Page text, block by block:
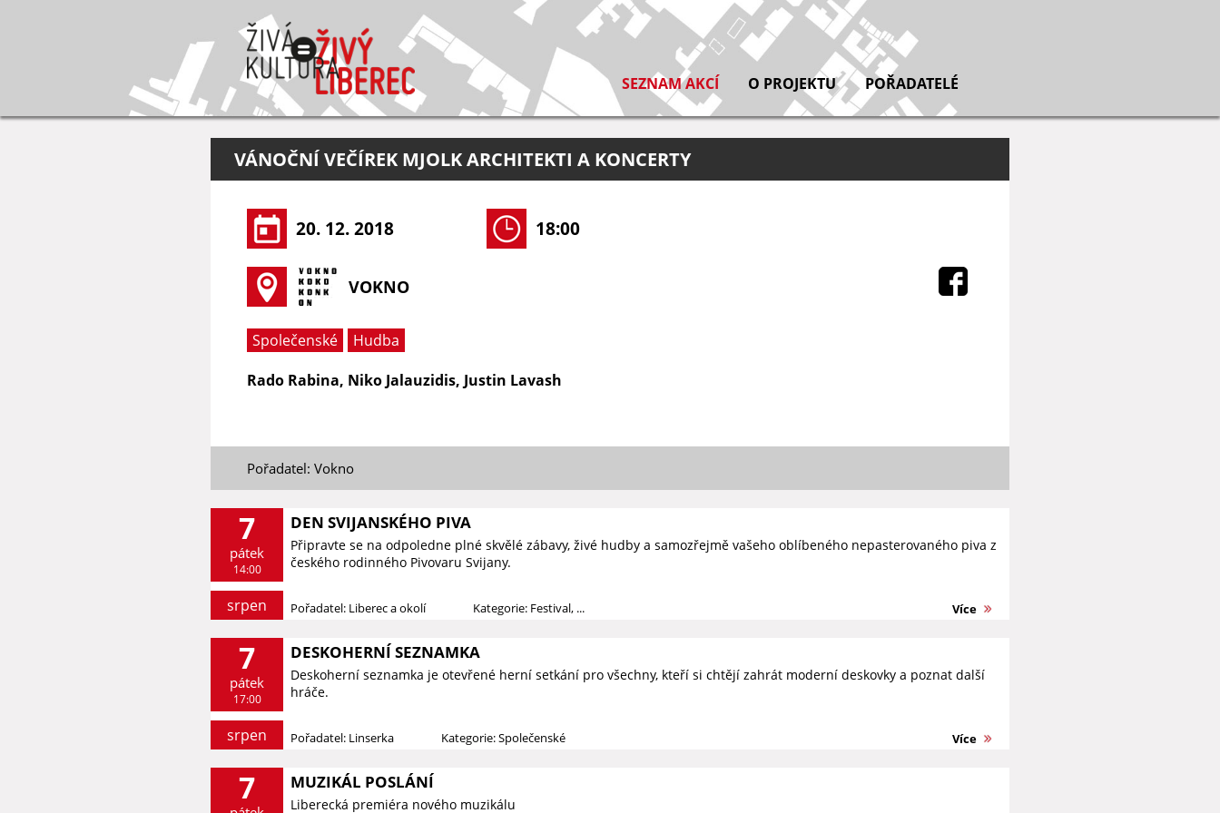
SEZNAM AKCÍ O PROJEKTU POŘADATELÉ
VÁNOČNÍ VEČÍREK MJOLK ARCHITEKTI A KONCERTY
20. 12. 2018 18:00
VOKNO
Společenské
Hudba
Rado Rabina, Niko Jalauzidis, Justin Lavash
Pořadatel: Vokno
7
pátek
14:00
srpen
DEN SVIJANSKÉHO PIVA
Připravte se na odpoledne plné skvělé zábavy, živé hudby a samozřejmě vašeho oblíbeného nepasterovaného piva z
českého rodinného Pivovaru Svijany.
Pořadatel: Liberec a okolí Kategorie: Festival, ... Více
7
pátek
17:00
srpen
DESKOHERNÍ SEZNAMKA
Deskoherní seznamka je otevřené herní setkání pro všechny, kteří si chtějí zahrát moderní deskovky a poznat další
hráče.
Pořadatel: Linserka Kategorie: Společenské Více
7 MUZIKÁL POSLÁNÍ
Liberecká premiéra nového muzikálu